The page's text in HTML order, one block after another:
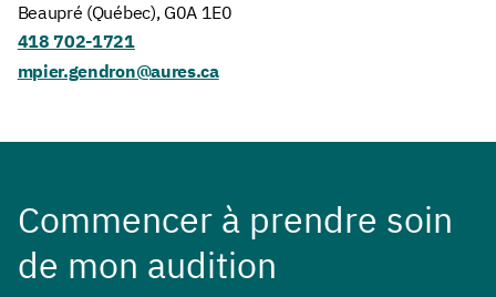
Beaupré (Québec), G0A 1E0
418 702-1721
mpier.gendron@aures.ca
Commencer à prendre soin
de mon audition